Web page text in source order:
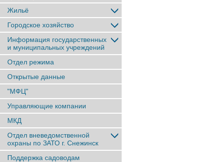
Жильё
Городское хозяйство
Информация государственных
и муниципальных учреждений
Отдел режима
Открытые данные
"МФЦ"
Управляющие компании
МКД
Отдел вневедомственной
охраны по ЗАТО г. Снежинск
Поддержка садоводам